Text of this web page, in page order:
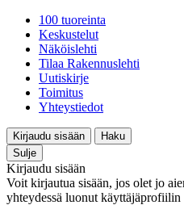
100 tuoreinta
Keskustelut
Näköislehti
Tilaa Rakennuslehti
Uutiskirje
Toimitus
Yhteystiedot
Kirjaudu sisään
Haku
Sulje
Kirjaudu sisään
Voit kirjautua sisään, jos olet jo
yhteydessä luonut käyttäjäprofiilin